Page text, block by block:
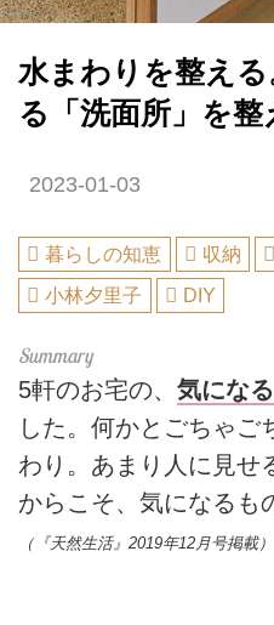
水まわりを整え
る「洗面所」を整
2023-01-03
暮らしの知恵 収納
小林夕里子
DIY
5軒のお宅の、 気にな
した。何かとごちゃご
わり。あまり人に見せ
からこそ、気になるも
（『天然生活』2019年12月号掲載）